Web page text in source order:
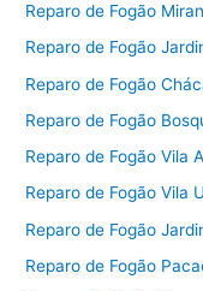
Reparo de Fogão
Reparo de Fogão
Reparo de Fogão
Reparo de Fogão
Reparo de Fogão Vila
Reparo de Fogão Vila
Reparo de Fogão
Reparo de Fogão